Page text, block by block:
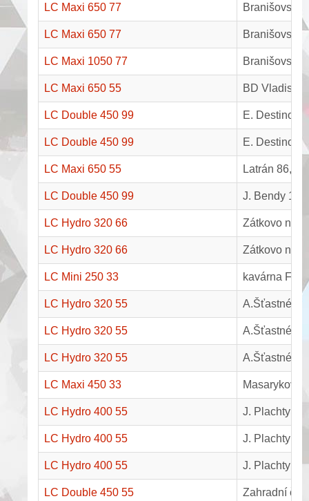
LC Maxi 650 77 Branišovská
LC Maxi 650 77 Branišovská
LC Maxi 1050 77 Branišovská
LC Maxi 650 55 BD
LC Double 450 99 E.
LC Double 450 99 E.
LC Maxi 650 55 Latrán 86,
LC Double 450 99 J. Bendy 10,
LC Hydro 320 66 Zátkovo
LC Hydro 320 66 Zátkovo
LC Mini 250 33 kavárna
LC Hydro 320 55 A.Šťastného
LC Hydro 320 55 A.Šťastného
LC Hydro 320 55 A.Šťastného
LC Maxi 450 33 Masarykovo
LC Hydro 400 55 J. Plachty
LC Hydro 400 55 J. Plachty
LC Hydro 400 55 J. Plachty
LC Double 450 55 Zahradní